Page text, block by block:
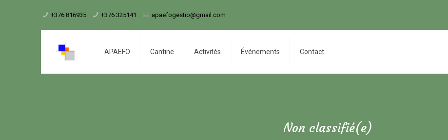
+376 816935 +376 325141 apaefogestio@gmail.com
APAEFO Cantine Activités Événements Contact
Non classifié(e)